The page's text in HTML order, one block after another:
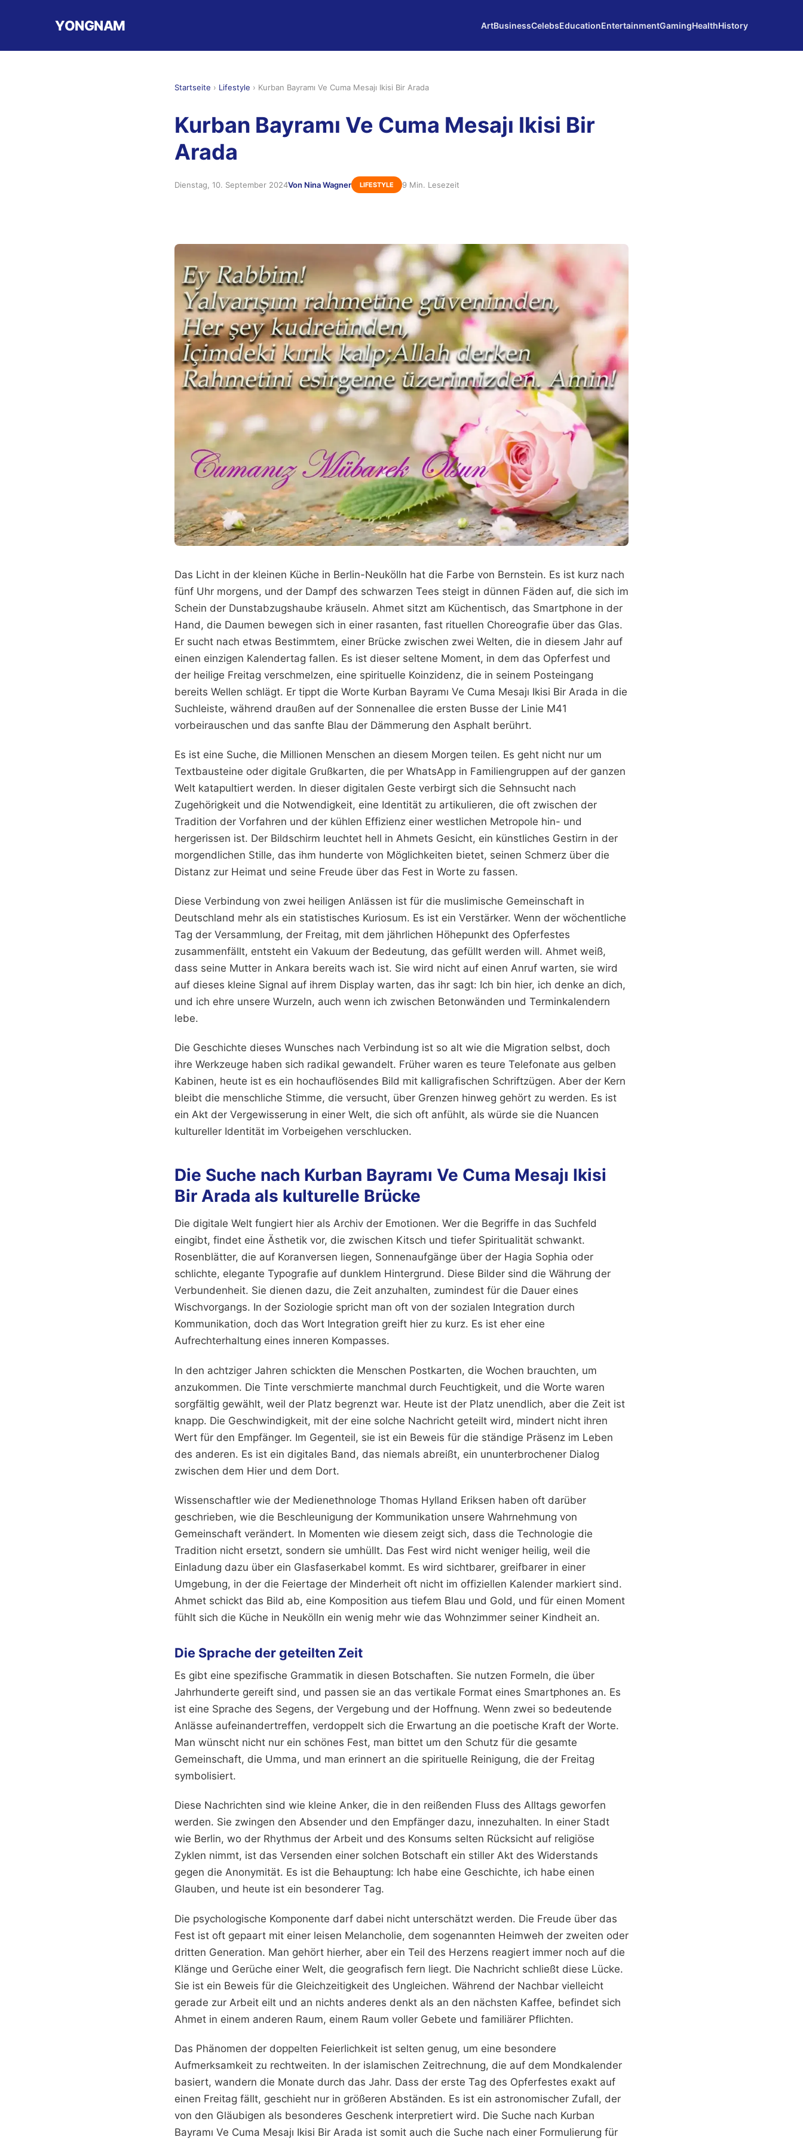
YONGNAM ArtBusinessCelebsEducationEntertainmentGamingHealthHistory
Startseite › Lifestyle › Kurban Bayramı Ve Cuma Mesajı Ikisi Bir Arada
Kurban Bayramı Ve Cuma Mesajı Ikisi Bir
Arada
Dienstag, 10. September 2024Von Nina Wagner LIFESTYLE 9 Min. Lesezeit
Das Licht in der kleinen Küche in Berlin-Neukölln hat die Farbe von Bernstein. Es ist kurz nach
fünf Uhr morgens, und der Dampf des schwarzen Tees steigt in dünnen Fäden auf, die sich im
Schein der Dunstabzugshaube kräuseln. Ahmet sitzt am Küchentisch, das Smartphone in der
Hand, die Daumen bewegen sich in einer rasanten, fast rituellen Choreografie über das Glas.
Er sucht nach etwas Bestimmtem, einer Brücke zwischen zwei Welten, die in diesem Jahr auf
einen einzigen Kalendertag fallen. Es ist dieser seltene Moment, in dem das Opferfest und
der heilige Freitag verschmelzen, eine spirituelle Koinzidenz, die in seinem Posteingang
bereits Wellen schlägt. Er tippt die Worte Kurban Bayramı Ve Cuma Mesajı Ikisi Bir Arada in die
Suchleiste, während draußen auf der Sonnenallee die ersten Busse der Linie M41
vorbeirauschen und das sanfte Blau der Dämmerung den Asphalt berührt.
Es ist eine Suche, die Millionen Menschen an diesem Morgen teilen. Es geht nicht nur um
Textbausteine oder digitale Grußkarten, die per WhatsApp in Familiengruppen auf der ganzen
Welt katapultiert werden. In dieser digitalen Geste verbirgt sich die Sehnsucht nach
Zugehörigkeit und die Notwendigkeit, eine Identität zu artikulieren, die oft zwischen der
Tradition der Vorfahren und der kühlen Effizienz einer westlichen Metropole hin- und
hergerissen ist. Der Bildschirm leuchtet hell in Ahmets Gesicht, ein künstliches Gestirn in der
morgendlichen Stille, das ihm hunderte von Möglichkeiten bietet, seinen Schmerz über die
Distanz zur Heimat und seine Freude über das Fest in Worte zu fassen.
Diese Verbindung von zwei heiligen Anlässen ist für die muslimische Gemeinschaft in
Deutschland mehr als ein statistisches Kuriosum. Es ist ein Verstärker. Wenn der wöchentliche
Tag der Versammlung, der Freitag, mit dem jährlichen Höhepunkt des Opferfestes
zusammenfällt, entsteht ein Vakuum der Bedeutung, das gefüllt werden will. Ahmet weiß,
dass seine Mutter in Ankara bereits wach ist. Sie wird nicht auf einen Anruf warten, sie wird
auf dieses kleine Signal auf ihrem Display warten, das ihr sagt: Ich bin hier, ich denke an dich,
und ich ehre unsere Wurzeln, auch wenn ich zwischen Betonwänden und Terminkalendern
lebe.
Die Geschichte dieses Wunsches nach Verbindung ist so alt wie die Migration selbst, doch
ihre Werkzeuge haben sich radikal gewandelt. Früher waren es teure Telefonate aus gelben
Kabinen, heute ist es ein hochauflösendes Bild mit kalligrafischen Schriftzügen. Aber der Kern
bleibt die menschliche Stimme, die versucht, über Grenzen hinweg gehört zu werden. Es ist
ein Akt der Vergewisserung in einer Welt, die sich oft anfühlt, als würde sie die Nuancen
kultureller Identität im Vorbeigehen verschlucken.
Die Suche nach Kurban Bayramı Ve Cuma Mesajı Ikisi
Bir Arada als kulturelle Brücke
Die digitale Welt fungiert hier als Archiv der Emotionen. Wer die Begriffe in das Suchfeld
eingibt, findet eine Ästhetik vor, die zwischen Kitsch und tiefer Spiritualität schwankt.
Rosenblätter, die auf Koranversen liegen, Sonnenaufgänge über der Hagia Sophia oder
schlichte, elegante Typografie auf dunklem Hintergrund. Diese Bilder sind die Währung der
Verbundenheit. Sie dienen dazu, die Zeit anzuhalten, zumindest für die Dauer eines
Wischvorgangs. In der Soziologie spricht man oft von der sozialen Integration durch
Kommunikation, doch das Wort Integration greift hier zu kurz. Es ist eher eine
Aufrechterhaltung eines inneren Kompasses.
In den achtziger Jahren schickten die Menschen Postkarten, die Wochen brauchten, um
anzukommen. Die Tinte verschmierte manchmal durch Feuchtigkeit, und die Worte waren
sorgfältig gewählt, weil der Platz begrenzt war. Heute ist der Platz unendlich, aber die Zeit ist
knapp. Die Geschwindigkeit, mit der eine solche Nachricht geteilt wird, mindert nicht ihren
Wert für den Empfänger. Im Gegenteil, sie ist ein Beweis für die ständige Präsenz im Leben
des anderen. Es ist ein digitales Band, das niemals abreißt, ein ununterbrochener Dialog
zwischen dem Hier und dem Dort.
Wissenschaftler wie der Medienethnologe Thomas Hylland Eriksen haben oft darüber
geschrieben, wie die Beschleunigung der Kommunikation unsere Wahrnehmung von
Gemeinschaft verändert. In Momenten wie diesem zeigt sich, dass die Technologie die
Tradition nicht ersetzt, sondern sie umhüllt. Das Fest wird nicht weniger heilig, weil die
Einladung dazu über ein Glasfaserkabel kommt. Es wird sichtbarer, greifbarer in einer
Umgebung, in der die Feiertage der Minderheit oft nicht im offiziellen Kalender markiert sind.
Ahmet schickt das Bild ab, eine Komposition aus tiefem Blau und Gold, und für einen Moment
fühlt sich die Küche in Neukölln ein wenig mehr wie das Wohnzimmer seiner Kindheit an.
Die Sprache der geteilten Zeit
Es gibt eine spezifische Grammatik in diesen Botschaften. Sie nutzen Formeln, die über
Jahrhunderte gereift sind, und passen sie an das vertikale Format eines Smartphones an. Es
ist eine Sprache des Segens, der Vergebung und der Hoffnung. Wenn zwei so bedeutende
Anlässe aufeinandertreffen, verdoppelt sich die Erwartung an die poetische Kraft der Worte.
Man wünscht nicht nur ein schönes Fest, man bittet um den Schutz für die gesamte
Gemeinschaft, die Umma, und man erinnert an die spirituelle Reinigung, die der Freitag
symbolisiert.
Diese Nachrichten sind wie kleine Anker, die in den reißenden Fluss des Alltags geworfen
werden. Sie zwingen den Absender und den Empfänger dazu, innezuhalten. In einer Stadt
wie Berlin, wo der Rhythmus der Arbeit und des Konsums selten Rücksicht auf religiöse
Zyklen nimmt, ist das Versenden einer solchen Botschaft ein stiller Akt des Widerstands
gegen die Anonymität. Es ist die Behauptung: Ich habe eine Geschichte, ich habe einen
Glauben, und heute ist ein besonderer Tag.
Die psychologische Komponente darf dabei nicht unterschätzt werden. Die Freude über das
Fest ist oft gepaart mit einer leisen Melancholie, dem sogenannten Heimweh der zweiten oder
dritten Generation. Man gehört hierher, aber ein Teil des Herzens reagiert immer noch auf die
Klänge und Gerüche einer Welt, die geografisch fern liegt. Die Nachricht schließt diese Lücke.
Sie ist ein Beweis für die Gleichzeitigkeit des Ungleichen. Während der Nachbar vielleicht
gerade zur Arbeit eilt und an nichts anderes denkt als an den nächsten Kaffee, befindet sich
Ahmet in einem anderen Raum, einem Raum voller Gebete und familiärer Pflichten.
Das Phänomen der doppelten Feierlichkeit ist selten genug, um eine besondere
Aufmerksamkeit zu rechtweiten. In der islamischen Zeitrechnung, die auf dem Mondkalender
basiert, wandern die Monate durch das Jahr. Dass der erste Tag des Opferfestes exakt auf
einen Freitag fällt, geschieht nur in größeren Abständen. Es ist ein astronomischer Zufall, der
von den Gläubigen als besonderes Geschenk interpretiert wird. Die Suche nach Kurban
Bayramı Ve Cuma Mesajı Ikisi Bir Arada ist somit auch die Suche nach einer Formulierung für